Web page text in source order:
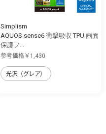
Simplism
AQUOS sense6 衝撃吸収 TPU 画面
保護フ...
参考価格￥1,430
光沢（グレア）